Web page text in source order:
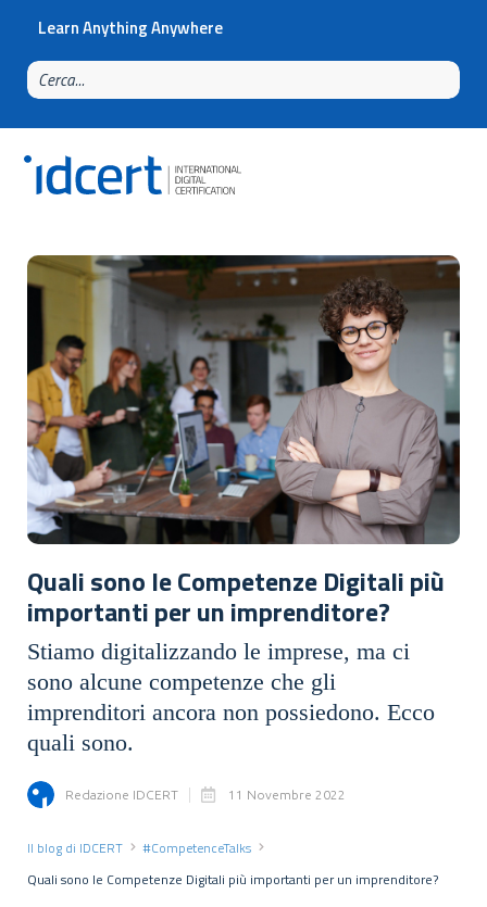
Learn Anything Anywhere
Quali sono le Competenze Digitali più
importanti per un imprenditore?
Stiamo digitalizzando le imprese, ma ci
sono alcune competenze che gli
imprenditori ancora non possiedono. Ecco
quali sono.
Redazione IDCERT 11 Novembre 2022
Il blog di IDCERT
#CompetenceTalks
Quali sono le Competenze Digitali più importanti per un imprenditore?